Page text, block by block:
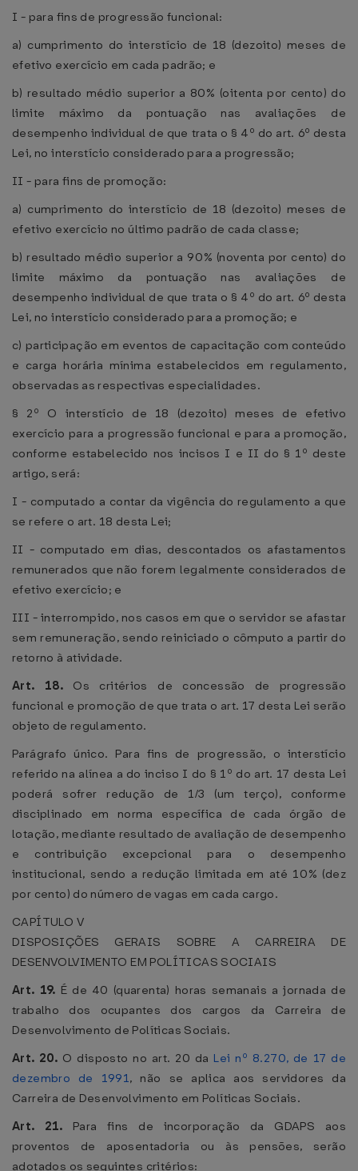
I - para fins de progressão funcional:
a) cumprimento do interstício de 18 (dezoito) meses de
efetivo exercício em cada padrão; e
b) resultado médio superior a 80% (oitenta por cento) do
limite máximo da pontuação nas avaliações de
desempenho individual de que trata o § 4º do art. 6º desta
Lei, no interstício considerado para a progressão;
II - para fins de promoção:
a) cumprimento do interstício de 18 (dezoito) meses de
efetivo exercício no último padrão de cada classe;
b) resultado médio superior a 90% (noventa por cento) do
limite máximo da pontuação nas avaliações de
desempenho individual de que trata o § 4º do art. 6º desta
Lei, no interstício considerado para a promoção; e
c) participação em eventos de capacitação com conteúdo
e carga horária mínima estabelecidos em regulamento,
observadas as respectivas especialidades.
§ 2º O interstício de 18 (dezoito) meses de efetivo
exercício para a progressão funcional e para a promoção,
conforme estabelecido nos incisos I e II do § 1º deste
artigo, será:
I - computado a contar da vigência do regulamento a que
se refere o art. 18 desta Lei;
II - computado em dias, descontados os afastamentos
remunerados que não forem legalmente considerados de
efetivo exercício; e
III - interrompido, nos casos em que o servidor se afastar
sem remuneração, sendo reiniciado o cômputo a partir do
retorno à atividade.
Art. 18. Os critérios de concessão de progressão
funcional e promoção de que trata o art. 17 desta Lei serão
objeto de regulamento.
Parágrafo único. Para fins de progressão, o interstício
referido na alínea a do inciso I do § 1º do art. 17 desta Lei
poderá sofrer redução de 1/3 (um terço), conforme
disciplinado em norma específica de cada órgão de
lotação, mediante resultado de avaliação de desempenho
e contribuição excepcional para o desempenho
institucional, sendo a redução limitada em até 10% (dez
por cento) do número de vagas em cada cargo.
CAPÍTULO V
DISPOSIÇÕES GERAIS SOBRE A CARREIRA DE
DESENVOLVIMENTO EM POLÍTICAS SOCIAIS
Art. 19. É de 40 (quarenta) horas semanais a jornada de
trabalho dos ocupantes dos cargos da Carreira de
Desenvolvimento de Políticas Sociais.
Art. 20. O disposto no art. 20 da Lei nº 8.270, de 17 de
dezembro de 1991, não se aplica aos servidores da
Carreira de Desenvolvimento em Políticas Sociais.
Art. 21. Para fins de incorporação da GDAPS aos
proventos de aposentadoria ou às pensões, serão
adotados os seguintes critérios: